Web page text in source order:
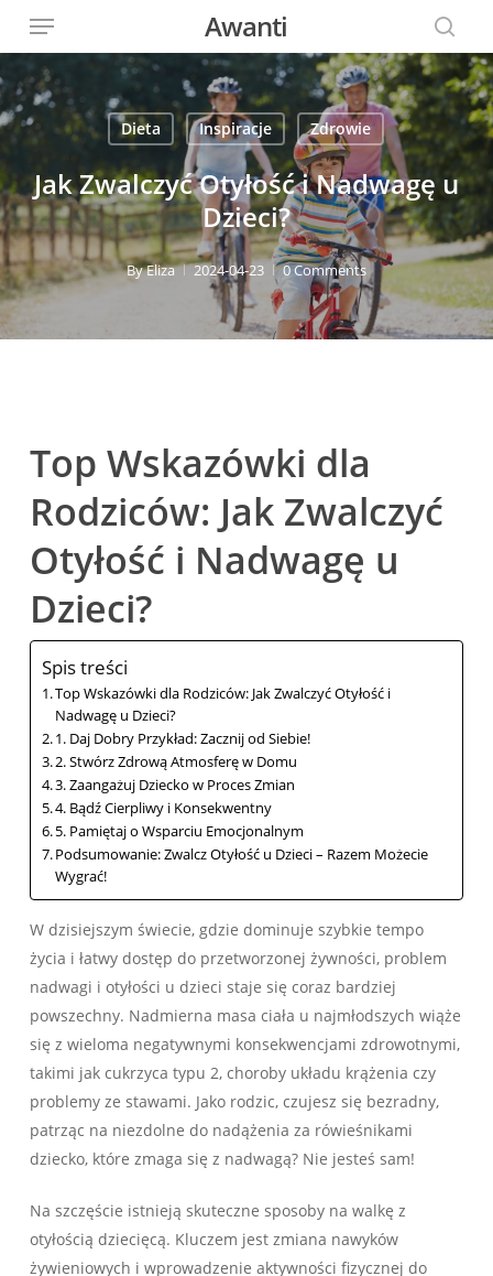
main
content
Awanti
Menu
Dieta Inspiracje Zdrowie
Jak Zwalczyć Otyłość i Nadwagę u
Dzieci?
ByEliza 2024-04-23 0 Comments
Top Wskazówki dla
Rodziców: Jak Zwalczyć
Otyłość i Nadwagę u
Dzieci?
Spis treści
Top Wskazówki dla Rodziców: Jak Zwalczyć Otyłość i
Nadwagę u Dzieci?
1. Daj Dobry Przykład: Zacznij od Siebie!
2. Stwórz Zdrową Atmosferę w Domu
3. Zaangażuj Dziecko w Proces Zmian
4. Bądź Cierpliwy i Konsekwentny
5. Pamiętaj o Wsparciu Emocjonalnym
Podsumowanie: Zwalcz Otyłość u Dzieci – Razem Możecie
Wygrać!
W dzisiejszym świecie, gdzie dominuje szybkie tempo
życia i łatwy dostęp do przetworzonej żywności, problem
nadwagi i otyłości u dzieci staje się coraz bardziej
powszechny. Nadmierna masa ciała u najmłodszych wiąże
się z wieloma negatywnymi konsekwencjami zdrowotnymi,
takimi jak cukrzyca typu 2, choroby układu krążenia czy
problemy ze stawami. Jako rodzic, czujesz się bezradny,
patrząc na niezdolne do nadążenia za rówieśnikami
dziecko, które zmaga się z nadwagą? Nie jesteś sam!
Na szczęście istnieją skuteczne sposoby na walkę z
otyłością dziecięcą. Kluczem jest zmiana nawyków
żywieniowych i wprowadzenie aktywności fizycznej do